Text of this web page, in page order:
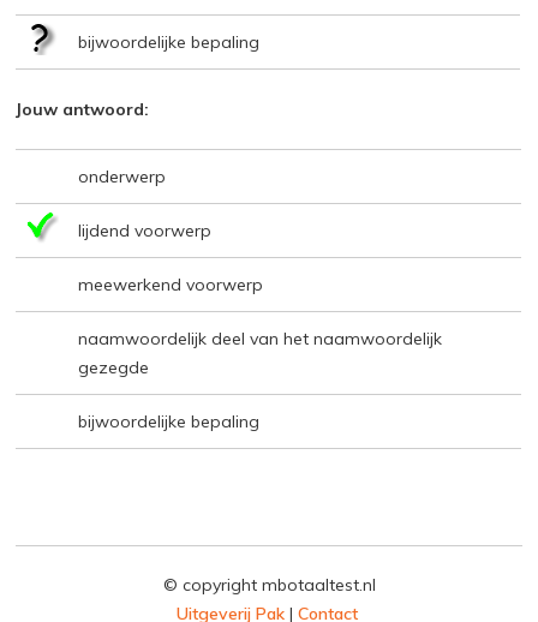
bijwoordelijke bepaling
Jouw antwoord:
onderwerp
lijdend voorwerp
meewerkend voorwerp
naamwoordelijk deel van het naamwoordelijk
gezegde
bijwoordelijke bepaling
© copyright mbotaaltest.nl
Uitgeverij Pak| Contact